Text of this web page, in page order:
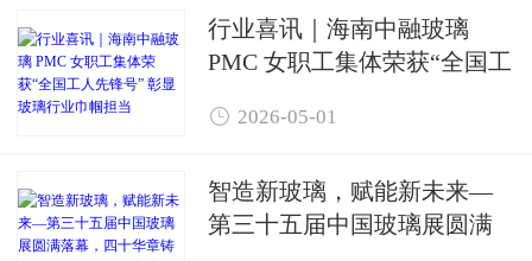
行业喜讯｜海南中融玻璃
PMC 女职工集体荣获“全国工
担当
 2026-05-01
智造新玻璃，赋能新未来—
第三十五届中国玻璃展圆满